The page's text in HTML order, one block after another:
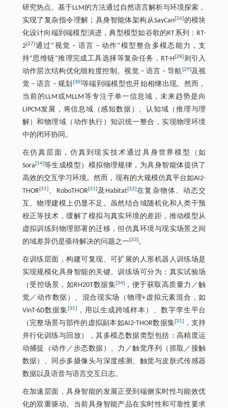
研究热点。基于LLM的方法通过自然语言解析与环境探索，
实现了复杂指令理解；具身智能体架构从SayCan[26] 的模块
化设计向端到端模型演进，典型模型如谷歌的RT系列：RT-
2[27]通过“视觉 ‒ 语言 ‒ 动作”模型整合多模态能力，支
持“思维链”推理完成工具选择等复杂任务，RT-H[28]则引入
动作层次结构优化细粒度控制。视觉 ‒ 语言 ‒ 导航[29]及视
觉 ‒ 语言 ‒ 规划 [30]等端到端模型也开始相继出现。然而，
当前的LLM或MLLM等专注于单一信息域，未来趋势是向
LIPCM发展，将信息域（感知数据）、认知域（推理与理
解）和物理域（动作执行）知识统一整合，实现物理环境
中的闭环协同。
在仿真层面，仿真到现实技术通过具身世界模型（如
Sora[14]等生成模型）模拟物理规律，为具身智能体提供了
高效的交互学习环境。然而，现有的大规模仿真平台如AI2-
THOR[31]、RoboTHOR[31]及Habitat[32]在复杂物体、动态交
互、物理建模上仍显不足。虽然结合域随机化和人类干预
校正等技术，缓解了模拟与真实环境的差距，推动模型从
虚拟训练到物理部署的迁移，但仿真环境与现实场景之间
的域差异仍是亟待解决的问题之一[33]。
在训练层面，构建可复现、可扩展的人形机器人训练场是
实现规模化具身智能的关键。训练场可分为：真实试验场
（受控场景，如RH20T数据集[34]
，便于获取高质量力／触
觉／动作数据）、混合现实场（物理+虚拟元素混合，如
VinT-6D数据集[35]
，用以生成跨域样本）、数字孪生平台
（完整场景与部件的虚拟副本如AI2-THOR数据集[31]
，支持
并行化训练与回放），其多模态数据类型包括：高精度运
动捕捉（动作／步态数据）、力／触觉序列（抓取／接触
数据）、同步多摄像头与深度感测、触觉与皮肤式传感器
数据以及语音与语言交互日志。
在加速层面，具身智能的发展正受到端侧实时性与能效优
化的双重驱动。当前具身智能产品在实时性和可靠性要求